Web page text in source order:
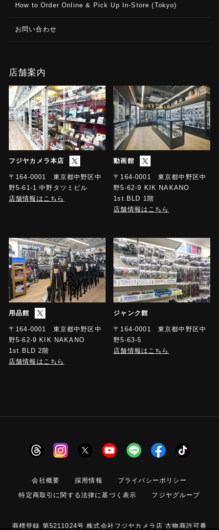
How to Order Online & Pick Up In-Store (Tokyo)
お問い合わせ
店舗案内
フジヤカメラ本店
〒164-0001 東京都中野区中
野5-61-1 中野タツミビル
店舗情報はこちら
動画館
〒164-0001 東京都中野区中
野5-62-9 KIK NAKANO
1st.BLD 1階
店舗情報はこちら
用品館
〒164-0001 東京都中野区中
野5-62-9 KIK NAKANO
1st.BLD 2階
店舗情報はこちら
ジャンク館
〒164-0001 東京都中野区中
野5-63-5
店舗情報はこちら
会社概要 採用情報
プライバシーポリシー
特定商取引に関する法律に基づく表示
フジヤグループ
商標登録 第5211024号 株式会社フジヤカメラ店 古物商許可番